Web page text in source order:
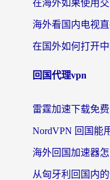
回国代理vpn